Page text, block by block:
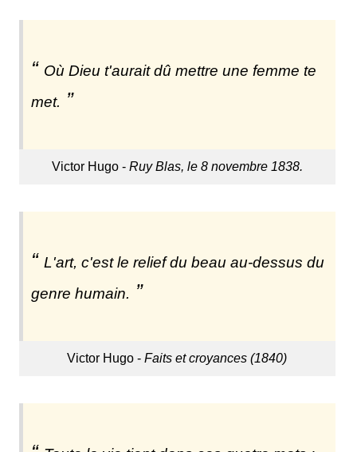
Où Dieu t'aurait dû mettre une femme te
met.
Victor Hugo - Ruy Blas, le 8 novembre 1838.
L'art, c'est le relief du beau au-dessus du
genre humain.
Victor Hugo -Faits et croyances (1840)